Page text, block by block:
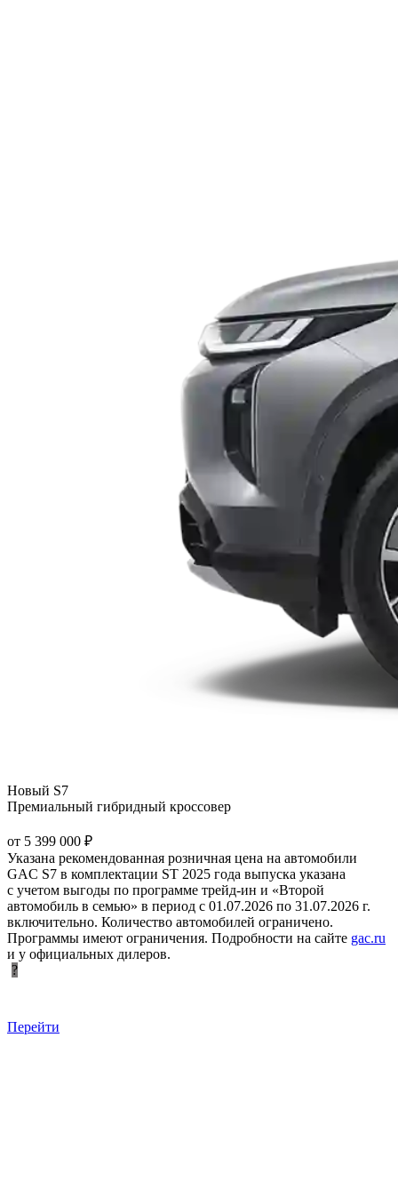
Новый S7
Премиальный гибридный кроссовер
от 5 399 000 ₽
Указана рекомендованная розничная цена на автомобили
GAC S7 в комплектации ST 2025 года выпуска указана
с учетом выгоды по программе трейд-ин и «Второй
автомобиль в семью» в период с 01.07.2026 по 31.07.2026 г.
включительно. Количество автомобилей ограничено.
Программы имеют ограничения. Подробности на сайте gac.ru
и у официальных дилеров.
?
Перейти